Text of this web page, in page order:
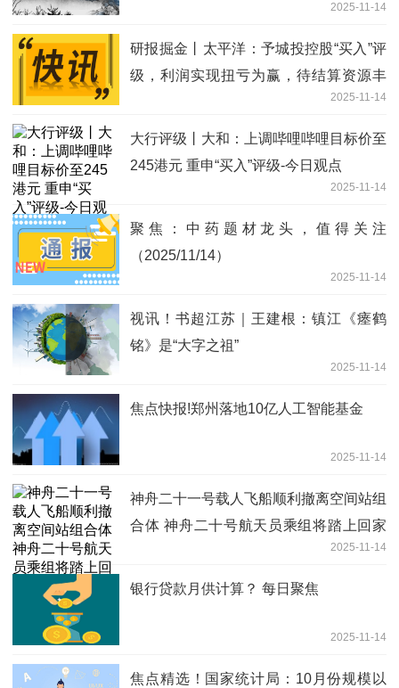
2025-11-14
研报掘金丨太平洋：予城投控股“买入”评
级，利润实现扭亏为赢，待结算资源丰
2025-11-14
大行评级丨大和：上调哔哩哔哩目标价至
245港元 重申“买入”评级-今日观点
2025-11-14
聚焦：中药题材龙头，值得关注
（2025/11/14）
2025-11-14
视讯！书超江苏｜王建根：镇江《瘗鹤
铭》是“大字之祖”
2025-11-14
焦点快报!郑州落地10亿人工智能基金
2025-11-14
神舟二十一号载人飞船顺利撤离空间站组
合体 神舟二十号航天员乘组将踏上回家
2025-11-14
银行贷款月供计算？ 每日聚焦
2025-11-14
焦点精选！国家统计局：10月份规模以